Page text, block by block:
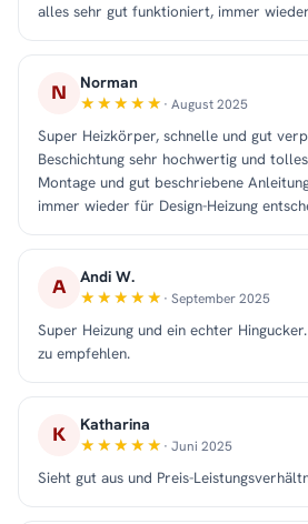
alles sehr gut funktioniert, immer
N Norman
· August 2025
Super Heizkörper, schnelle und gut
Beschichtung sehr hochwertig und
Montage und gut beschriebene
immer wieder für Design-Heizung
A Andi W.
· September 2025
Super Heizung und ein echter
zu empfehlen.
K Katharina
· Juni 2025
Sieht gut aus und Preis-